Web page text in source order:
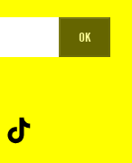
OK